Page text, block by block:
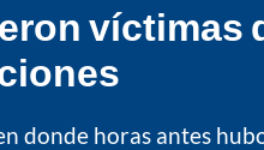
víctimas
donde horas antes